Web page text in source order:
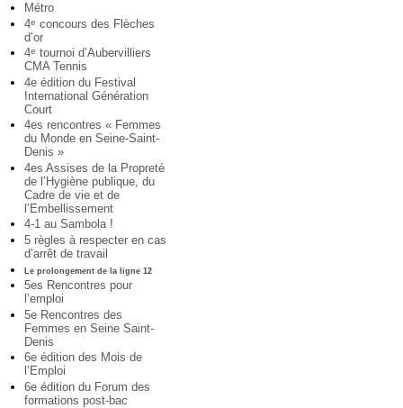
Métro
4e concours des Flèches
d’or
4e tournoi d’Aubervilliers
CMA Tennis
4e édition du Festival
International Génération
Court
4es rencontres « Femmes
du Monde en Seine-Saint-
Denis »
4es Assises de la Propreté
de l’Hygiène publique, du
Cadre de vie et de
l’Embellissement
4-1 au Sambola !
5 règles à respecter en cas
d’arrêt de travail
Le prolongement de la ligne 12
5es Rencontres pour
l’emploi
5e Rencontres des
Femmes en Seine Saint-
Denis
6e édition des Mois de
l’Emploi
6e édition du Forum des
formations post-bac